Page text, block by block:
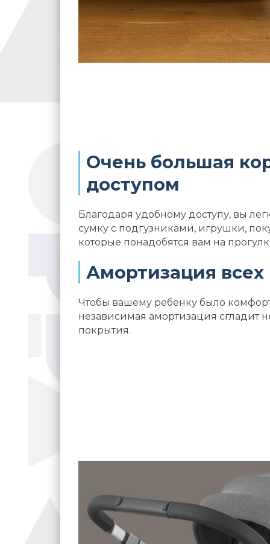
Очень большая
доступом
Благодаря удобному доступу, вы
сумку с подгузниками, игрушки,
которые понадобятся вам на
Амортизация всех
Чтобы вашему ребенку было
независимая амортизация сгладит
покрытия.